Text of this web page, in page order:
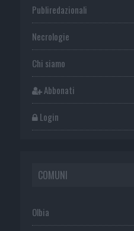
Publiredazionali
Necrologie
Chi siamo
Abbonati
Login
COMUNI
Olbia